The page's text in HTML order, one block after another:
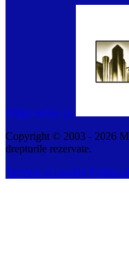
Plătiți online cu
Copyright © 2003 - 2026
drepturile rezervate.
Termeni și condiții Politica